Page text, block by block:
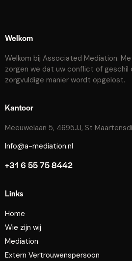
Welkom
Welkom bij Associated Mediation.
zorgen we dat uw conflict of geschil
zorgvuldige manier wordt opgelost.
Kantoor
Meeuwelaan 5, 4695JJ, St
Info@a-mediation.nl
+31 6 55 75 8442
Links
Home
Wie zijn wij
Mediation
Extern Vertrouwenspersoon